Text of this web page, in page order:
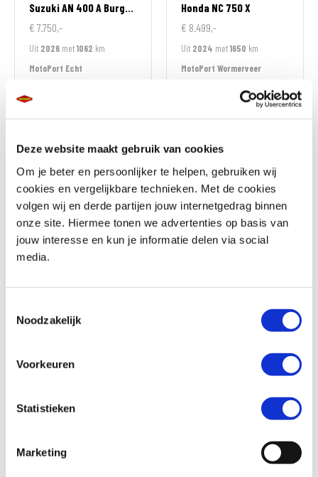
Deze website maakt gebruik van cookies
Om je beter en persoonlijker te helpen, gebruiken wij
cookies en vergelijkbare technieken. Met de cookies
volgen wij en derde partijen jouw internetgedrag binnen
onze site. Hiermee tonen we advertenties op basis van
jouw interesse en kun je informatie delen via social
media.
Noodzakelijk
Voorkeuren
Statistieken
Marketing
SuzukiAN 400 A Burgman
€ 7.750,-
Uit 2026 met1062 km
MotoPort Echt
Honda NC 750 X
€ 8.499,-
Uit 2024 met1650 km
MotoPort Wormerveer
Honda FORZA 350
€ 6.390,-
Uit2024
Honda
WN 07
€ 15.799,-
STREET SCRAMBLER 900